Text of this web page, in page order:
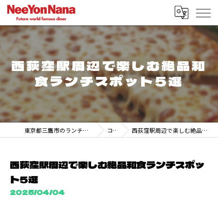
西荻窪駅周辺で楽しむ絶品和
食ランチスポット5選
東京都三鷹市のランチなら247 DINER MITAKA コラム 西荻窪駅周辺で楽しむ絶品和食ランチスポット5選
西荻窪駅周辺で楽しむ絶品和食ランチスポッ
ト5選
2025/04/04